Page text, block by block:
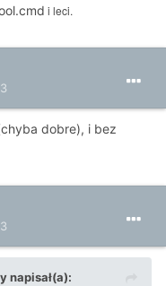
i leci.
dobre), i bez
napisał(a):